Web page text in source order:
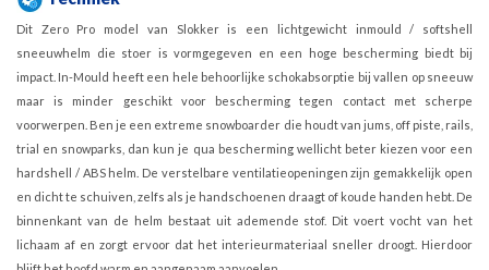
Dit Zero Pro model van Slokker is een lichtgewicht inmould / softshell
sneeuwhelm die stoer is vormgegeven en een hoge bescherming biedt bij
impact. In-Mould heeft een hele behoorlijke schokabsorptie bij vallen op sneeuw
maar is minder geschikt voor bescherming tegen contact met scherpe
voorwerpen. Ben je een extreme snowboarder die houdt van jums, off piste, rails,
trial en snowparks, dan kun je qua bescherming wellicht beter kiezen voor een
hardshell / ABS helm. De verstelbare ventilatieopeningen zijn gemakkelijk open
en dicht te schuiven, zelfs als je handschoenen draagt of koude handen hebt. De
binnenkant van de helm bestaat uit ademende stof. Dit voert vocht van het
lichaam af en zorgt ervoor dat het interieurmateriaal sneller droogt. Hierdoor